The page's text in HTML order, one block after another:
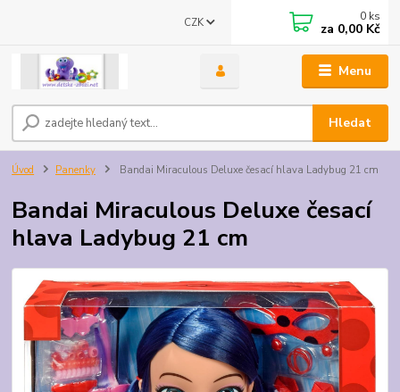
Menu
CZK
Hledat
0 ks
za 0,00 Kč
Úvod Panenky Bandai Miraculous Deluxe česací hlava Ladybug 21 cm
Bandai Miraculous Deluxe česací
hlava Ladybug 21 cm